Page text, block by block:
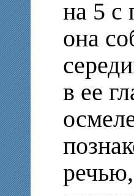
на 5 с
она
в ее